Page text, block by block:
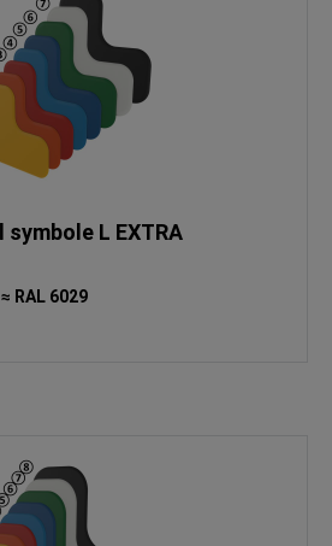
L EXTRA
RAL 6029